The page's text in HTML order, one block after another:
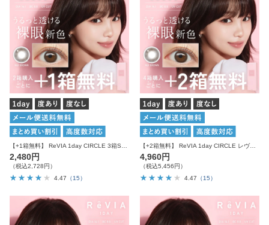
【+1箱無料】 ReVIA 1day CIRCLE 3箱SET レヴィア カラコン
2,480円
（税込2,728円）
4.47 （15）
【+2箱無料】 ReVIA 1day CIRCLE レヴィア カラコン サークル 6箱セット
4,960円
（税込5,456円）
4.47
（15）